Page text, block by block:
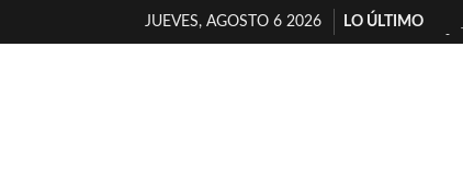
JUEVES, AGOSTO 6 2026
LO ÚLTIMO